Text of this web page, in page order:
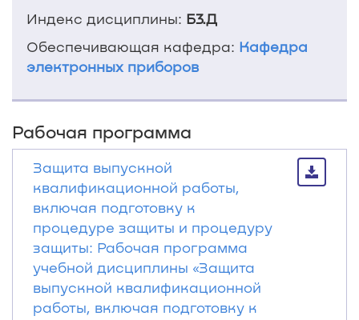
Индекс дисциплины: Б3.Д
Обеспечивающая кафедра: Кафедра
электронных приборов
Рабочая программа
Защита выпускной
квалификационной работы,
включая подготовку к
процедуре защиты и процедуру
защиты: Рабочая программа
учебной дисциплины «Защита
выпускной квалификационной
работы, включая подготовку к